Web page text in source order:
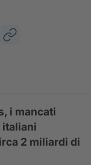
i mancati
italiani
2 miliardi di